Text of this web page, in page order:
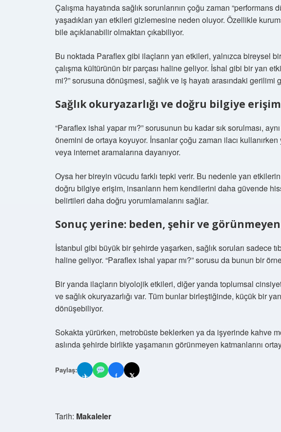
Çalışma hayatında sağlık sorunlarının çoğu zaman “performans
yaşadıkları yan etkileri gizlemesine neden oluyor. Özellikle
bile açıklanabilir olmaktan çıkabiliyor.
Bu noktada Paraflex gibi ilaçların yan etkileri, yalnızca bireysel
çalışma kültürünün bir parçası haline geliyor. İshal gibi bir yan
mi?” sorusuna dönüşmesi, sağlık ve iş hayatı arasındaki gerilimi
Sağlık okuryazarlığı ve doğru bilgiye erişim
“Paraflex ishal yapar mı?” sorusunun bu kadar sık sorulması,
önemini de ortaya koyuyor. İnsanlar çoğu zaman ilacı
veya internet aramalarına dayanıyor.
Oysa her bireyin vücudu farklı tepki verir. Bu nedenle yan
doğru bilgiye erişim, insanların hem kendilerini daha güvende
belirtileri daha doğru yorumlamalarını sağlar.
Sonuç yerine: beden, şehir ve
İstanbul gibi büyük bir şehirde yaşarken, sağlık soruları sadece
haline geliyor. “Paraflex ishal yapar mı?” sorusu da bunun bir
Bir yanda ilaçların biyolojik etkileri, diğer yanda toplumsal
ve sağlık okuryazarlığı var. Tüm bunlar birleştiğinde, küçük bir
dönüşebiliyor.
Sokakta yürürken, metrobüste beklerken ya da işyerinde kahve
aslında şehirde birlikte yaşamanın görünmeyen katmanlarını
Paylaş:
✈ f 𝕏
Tarih: Makaleler